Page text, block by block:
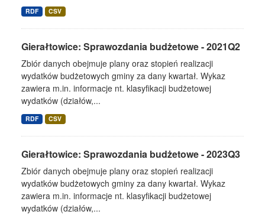
RDF CSV
Gierałtowice: Sprawozdania budżetowe - 2021Q2
Zbiór danych obejmuje plany oraz stopień realizacji
wydatków budżetowych gminy za dany kwartał. Wykaz
zawiera m.in. informacje nt. klasyfikacji budżetowej
wydatków (działów,...
RDF CSV
Gierałtowice: Sprawozdania budżetowe - 2023Q3
Zbiór danych obejmuje plany oraz stopień realizacji
wydatków budżetowych gminy za dany kwartał. Wykaz
zawiera m.in. informacje nt. klasyfikacji budżetowej
wydatków (działów,...